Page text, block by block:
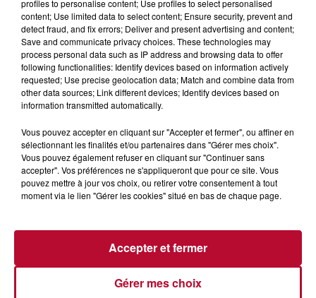
NOS IDÉES DE SORTIE POUR CE WEEK-END
Comme tous les vendredis, voici une petite sélection des
rendez-vous à ne pas manquer dans le coin. Que vous ayez
envie de voyager à l'autre bout du monde,...
profiles to personalise content; Use profiles to select personalised
content; Use limited data to select content; Ensure security, prevent and
detect fraud, and fix errors; Deliver and present advertising and content;
Save and communicate privacy choices. These technologies may
process personal data such as IP address and browsing data to offer
following functionalities: Identify devices based on information actively
requested; Use precise geolocation data; Match and combine data from
other data sources; Link different devices; Identify devices based on
information transmitted automatically.
Vous pouvez accepter en cliquant sur "Accepter et fermer", ou affiner en
sélectionnant les finalités et/ou partenaires dans "Gérer mes choix".
Vous pouvez également refuser en cliquant sur "Continuer sans
accepter". Vos préférences ne s'appliqueront que pour ce site. Vous
pouvez mettre à jour vos choix, ou retirer votre consentement à tout
moment via le lien "Gérer les cookies" situé en bas de chaque page.
Gérer mes choix
Accepter et fermer